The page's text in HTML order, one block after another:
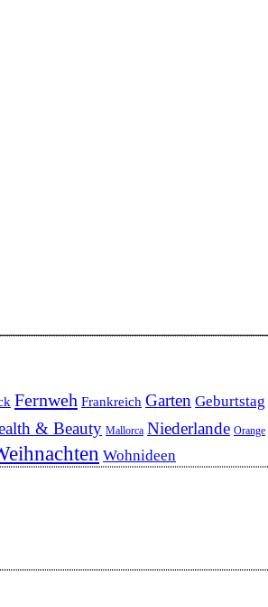
Fernweh Frankreich Garten Geburtstag
& Beauty Mallorca Niederlande Orange
Wohnideen